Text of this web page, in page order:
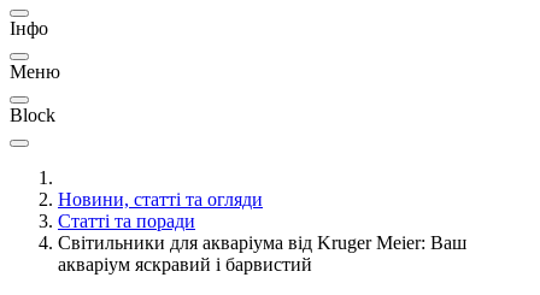
Інфо
Меню
Block
Новини, статті та огляди
Статті та поради
Світильники для акваріума від Kruger Meier: Ваш
акваріум яскравий і барвистий